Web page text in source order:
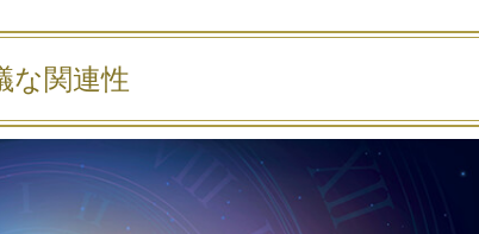
な関連性